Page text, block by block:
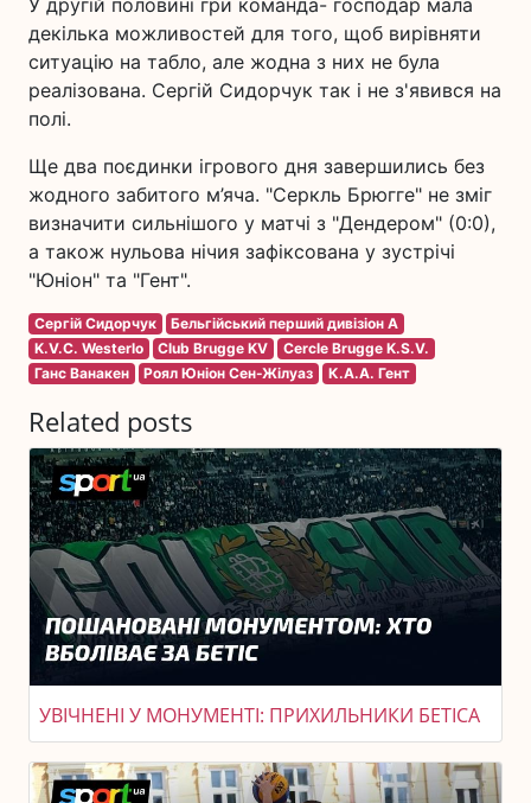
декілька можливостей для того, щоб вирівняти
ситуацію на табло, але жодна з них не була
реалізована. Сергій Сидорчук так і не з'явився на
полі.
Ще два поєдинки ігрового дня завершились без
жодного забитого м’яча. "Серкль Брюгге" не зміг
визначити сильнішого у матчі з "Дендером" (0:0),
а також нульова нічия зафіксована у зустрічі
"Юніон" та "Гент".
Сергій Сидорчук
Бельгійський перший дивізіон A
K.V.C. Westerlo
Club Brugge KV
Cercle Brugge K.S.V.
Ганс Ванакен
Роял Юніон Сен-Жілуаз К.А.А. Гент
Related posts
УВІЧНЕНІ У МОНУМЕНТІ: ПРИХИЛЬНИКИ БЕТІСА